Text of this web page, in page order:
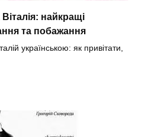
найкращі
та побажання
українською: як привітати,